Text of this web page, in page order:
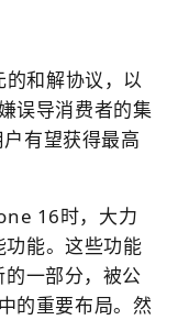
和解协议，以
误导消费者的集
有望获得最高
16时，大力
能。这些功能
一部分，被公
的重要布局。然